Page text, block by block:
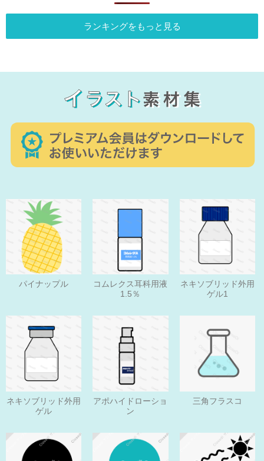
ランキングをもっと見る
パイナップル
コムレクス耳科用液
1.5％
ネキソブリッド外用
ゲル1
ネキソブリッド外用
ゲル
アポハイドローショ
ン
三角フラスコ